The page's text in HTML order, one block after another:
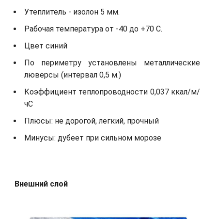
Утеплитель - изолон 5 мм.
Рабочая температура от -40 до +70 С.
Цвет синий
По периметру установлены металлические
люверсы (интервал 0,5 м.)
Коэффициент теплопроводности 0,037 ккал/м/
чС
Плюсы: не дорогой, легкий, прочный
Минусы: дубеет при сильном морозе
Внешний слой